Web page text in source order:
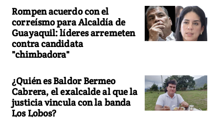
Rompen acuerdo con el
correísmo para Alcaldía de
Guayaquil: líderes arremeten
contra candidata
"chimbadora"
¿Quién es Baldor Bermeo
Cabrera, el exalcalde al que la
justicia vincula con la banda
Los Lobos?